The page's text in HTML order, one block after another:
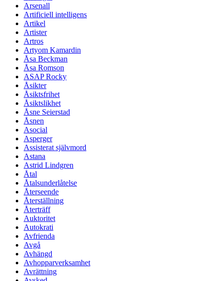
Arsenall
Artificiell intelligens
Artikel
Artister
Artros
Artyom Kamardin
Åsa Beckman
Åsa Romson
ASAP Rocky
Åsikter
Åsiktsfrihet
Åsiktslikhet
Åsne Seierstad
Åsnen
Asocial
Asperger
Assisterat självmord
Astana
Astrid Lindgren
Åtal
Åtalsunderlåtelse
Återseende
Återställning
Återträff
Auktoritet
Autokrati
Avfrienda
Avgå
Avhängd
Avhopparverksamhet
Avrättning